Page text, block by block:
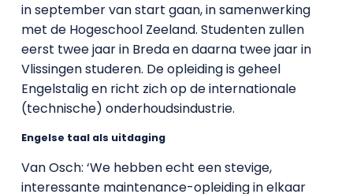
in september van start gaan, in samenwerking
met de Hogeschool Zeeland. Studenten zullen
eerst twee jaar in Breda en daarna twee jaar in
Vlissingen studeren. De opleiding is geheel
Engelstalig en richt zich op de internationale
(technische) onderhoudsindustrie.
Engelse taal als uitdaging
Van Osch: ‘We hebben echt een stevige,
interessante maintenance-opleiding in elkaar